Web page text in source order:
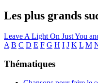
Les plus grands
Leave A Light On Just You
A B C D E F G H I J K L M
Thématiques